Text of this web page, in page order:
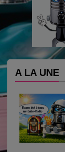
A LA UNE